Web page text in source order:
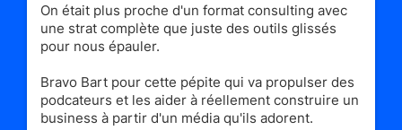
On était plus proche d'un format consulting avec
une strat complète que juste des outils glissés
pour nous épauler.
Bravo Bart pour cette pépite qui va propulser des
podcateurs et les aider à réellement construire un
business à partir d'un média qu'ils adorent.